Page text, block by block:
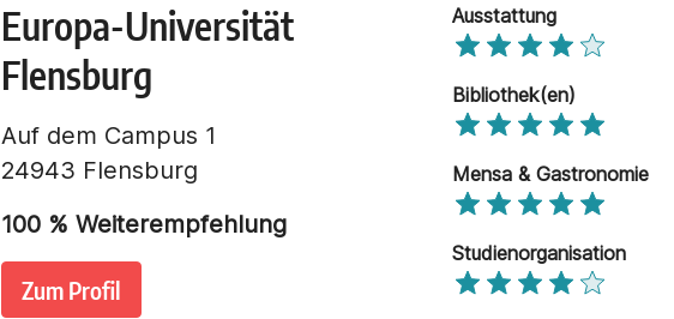
Europa-Universität
Flensburg
Auf dem Campus 1
24943 Flensburg
100 % Weiterempfehlung
Zum Profil
Ausstattung
Bibliothek(en)
Mensa & Gastronomie
Studienorganisation